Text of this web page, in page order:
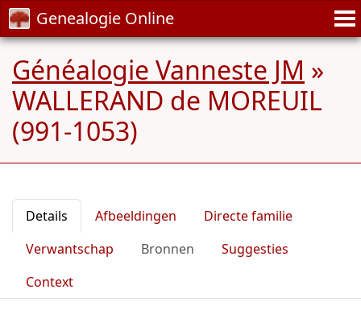
Genealogie Online
Généalogie Vanneste JM »
WALLERAND de MOREUIL
(991-1053)
Details Afbeeldingen
Directe familie
Verwantschap
Bronnen
Suggesties
Context